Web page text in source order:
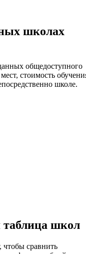
школах
общедоступного
стоимость
школе.
школ
чтобы сравнить